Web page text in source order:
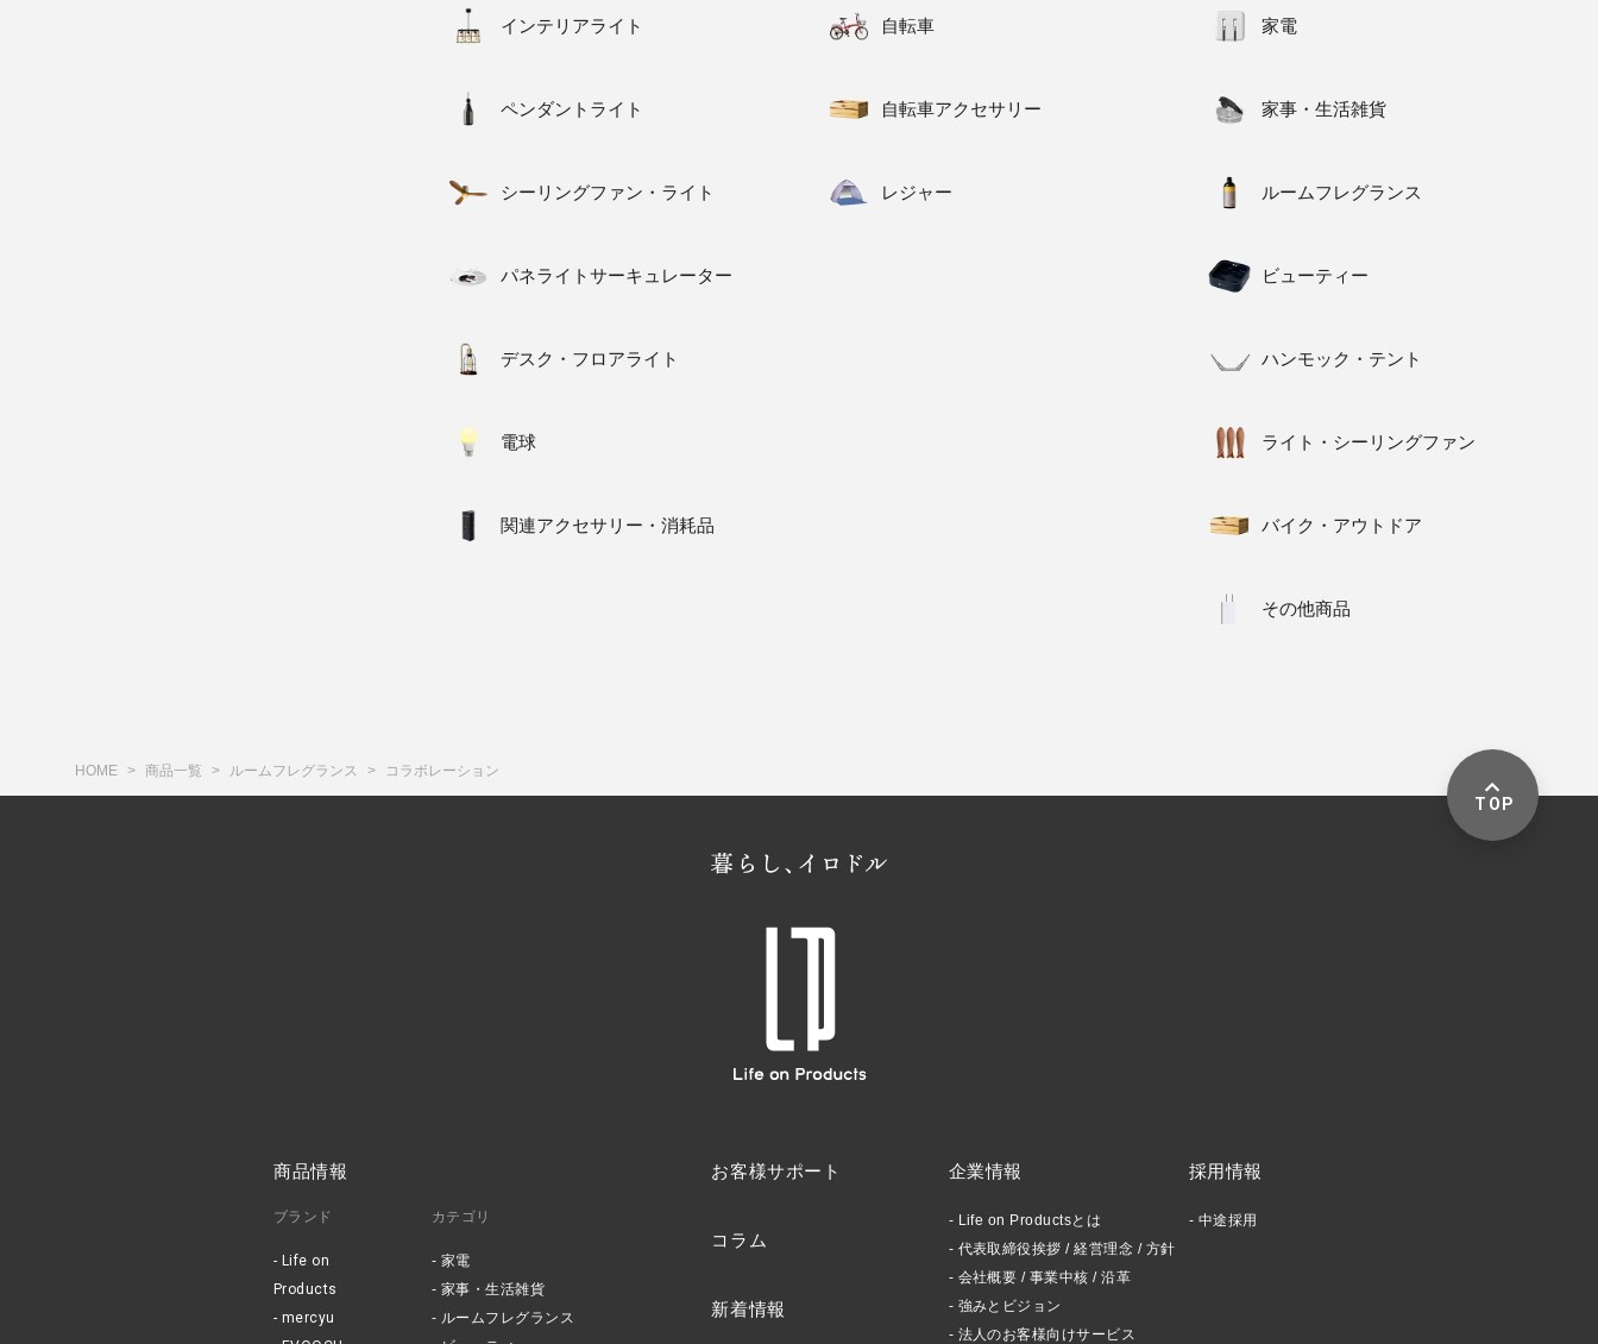
インテリアライト
ペンダントライト
シーリングファン・ライト
パネライトサーキュレーター
デスク・フロアライト
電球
関連アクセサリー・消耗品
自転車
自転車アクセサリー
レジャー
家電
家事・生活雑貨
ルームフレグランス
ビューティー
ハンモック・テント
ライト・シーリングファン
バイク・アウトドア
その他商品
HOME 商品一覧 ルームフレグランス コラボレーション
TOP
商品情報
ブランド
Life on
Products
mercyu
カテゴリ
家電
家事・生活雑貨
ルームフレグランス
お客様サポート
コラム
新着情報
企業情報
Life on Productsとは
代表取締役挨拶 / 経営理念 / 方針
会社概要 / 事業中核 / 沿革
強みとビジョン
法人のお客様向けサービス
採用情報
中途採用